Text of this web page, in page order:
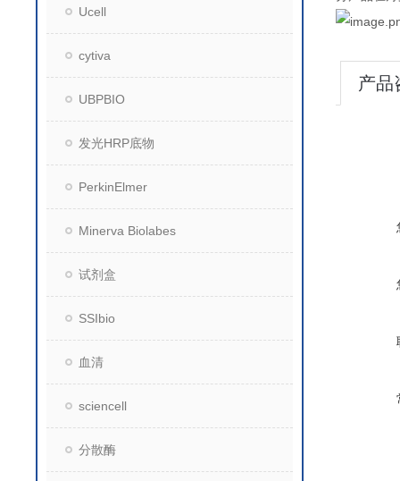
Ucell
cytiva
UBPBIO
发光HRP底物
PerkinElmer
Minerva Biolabes
试剂盒
SSIbio
血清
sciencell
分散酶
产品